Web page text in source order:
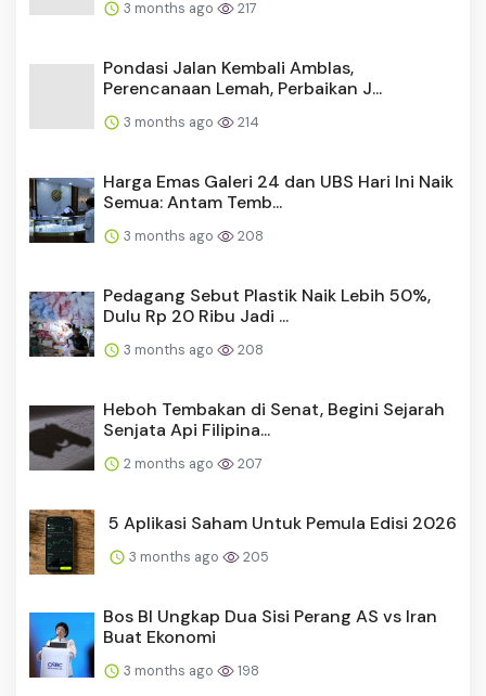
3 months ago 217
Pondasi Jalan Kembali Amblas,
Perencanaan Lemah, Perbaikan J...
3 months ago 214
Harga Emas Galeri 24 dan UBS Hari Ini Naik
Semua: Antam Temb...
3 months ago 208
Pedagang Sebut Plastik Naik Lebih 50%,
Dulu Rp 20 Ribu Jadi ...
3 months ago 208
Heboh Tembakan di Senat, Begini Sejarah
Senjata Api Filipina...
2 months ago 207
5 Aplikasi Saham Untuk Pemula Edisi 2026
3 months ago 205
Bos BI Ungkap Dua Sisi Perang AS vs Iran
Buat Ekonomi
3 months ago 198